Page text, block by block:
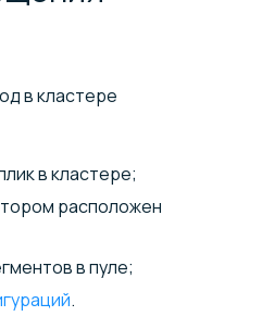
в кластере
в кластере;
расположен
в пуле;
.